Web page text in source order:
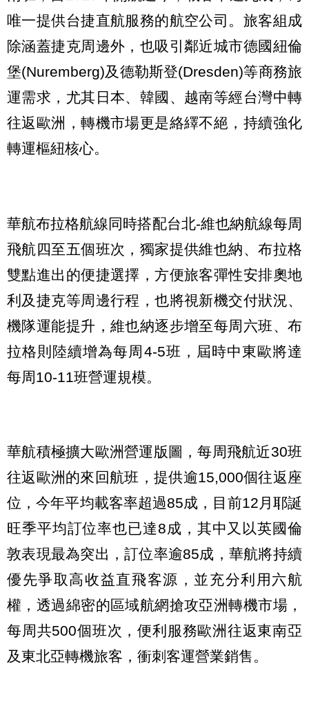
唯一提供台捷直航服務的航空公司。旅客組成
除涵蓋捷克周邊外，也吸引鄰近城市德國紐倫
堡(Nuremberg)及德勒斯登(Dresden)等商務旅
運需求，尤其日本、韓國、越南等經台灣中轉
往返歐洲，轉機市場更是絡繹不絕，持續強化
轉運樞紐核心。
華航布拉格航線同時搭配台北-維也納航線每周
飛航四至五個班次，獨家提供維也納、布拉格
雙點進出的便捷選擇，方便旅客彈性安排奧地
利及捷克等周邊行程，也將視新機交付狀況、
機隊運能提升，維也納逐步增至每周六班、布
拉格則陸續增為每周4-5班，屆時中東歐將達
每周10-11班營運規模。
華航積極擴大歐洲營運版圖，每周飛航近30班
往返歐洲的來回航班，提供逾15,000個往返座
位，今年平均載客率超過85成，目前12月耶誕
旺季平均訂位率也已達8成，其中又以英國倫
敦表現最為突出，訂位率逾85成，華航將持續
優先爭取高收益直飛客源，並充分利用六航
權，透過綿密的區域航網搶攻亞洲轉機市場，
每周共500個班次，便利服務歐洲往返東南亞
及東北亞轉機旅客，衝刺客運營業銷售。